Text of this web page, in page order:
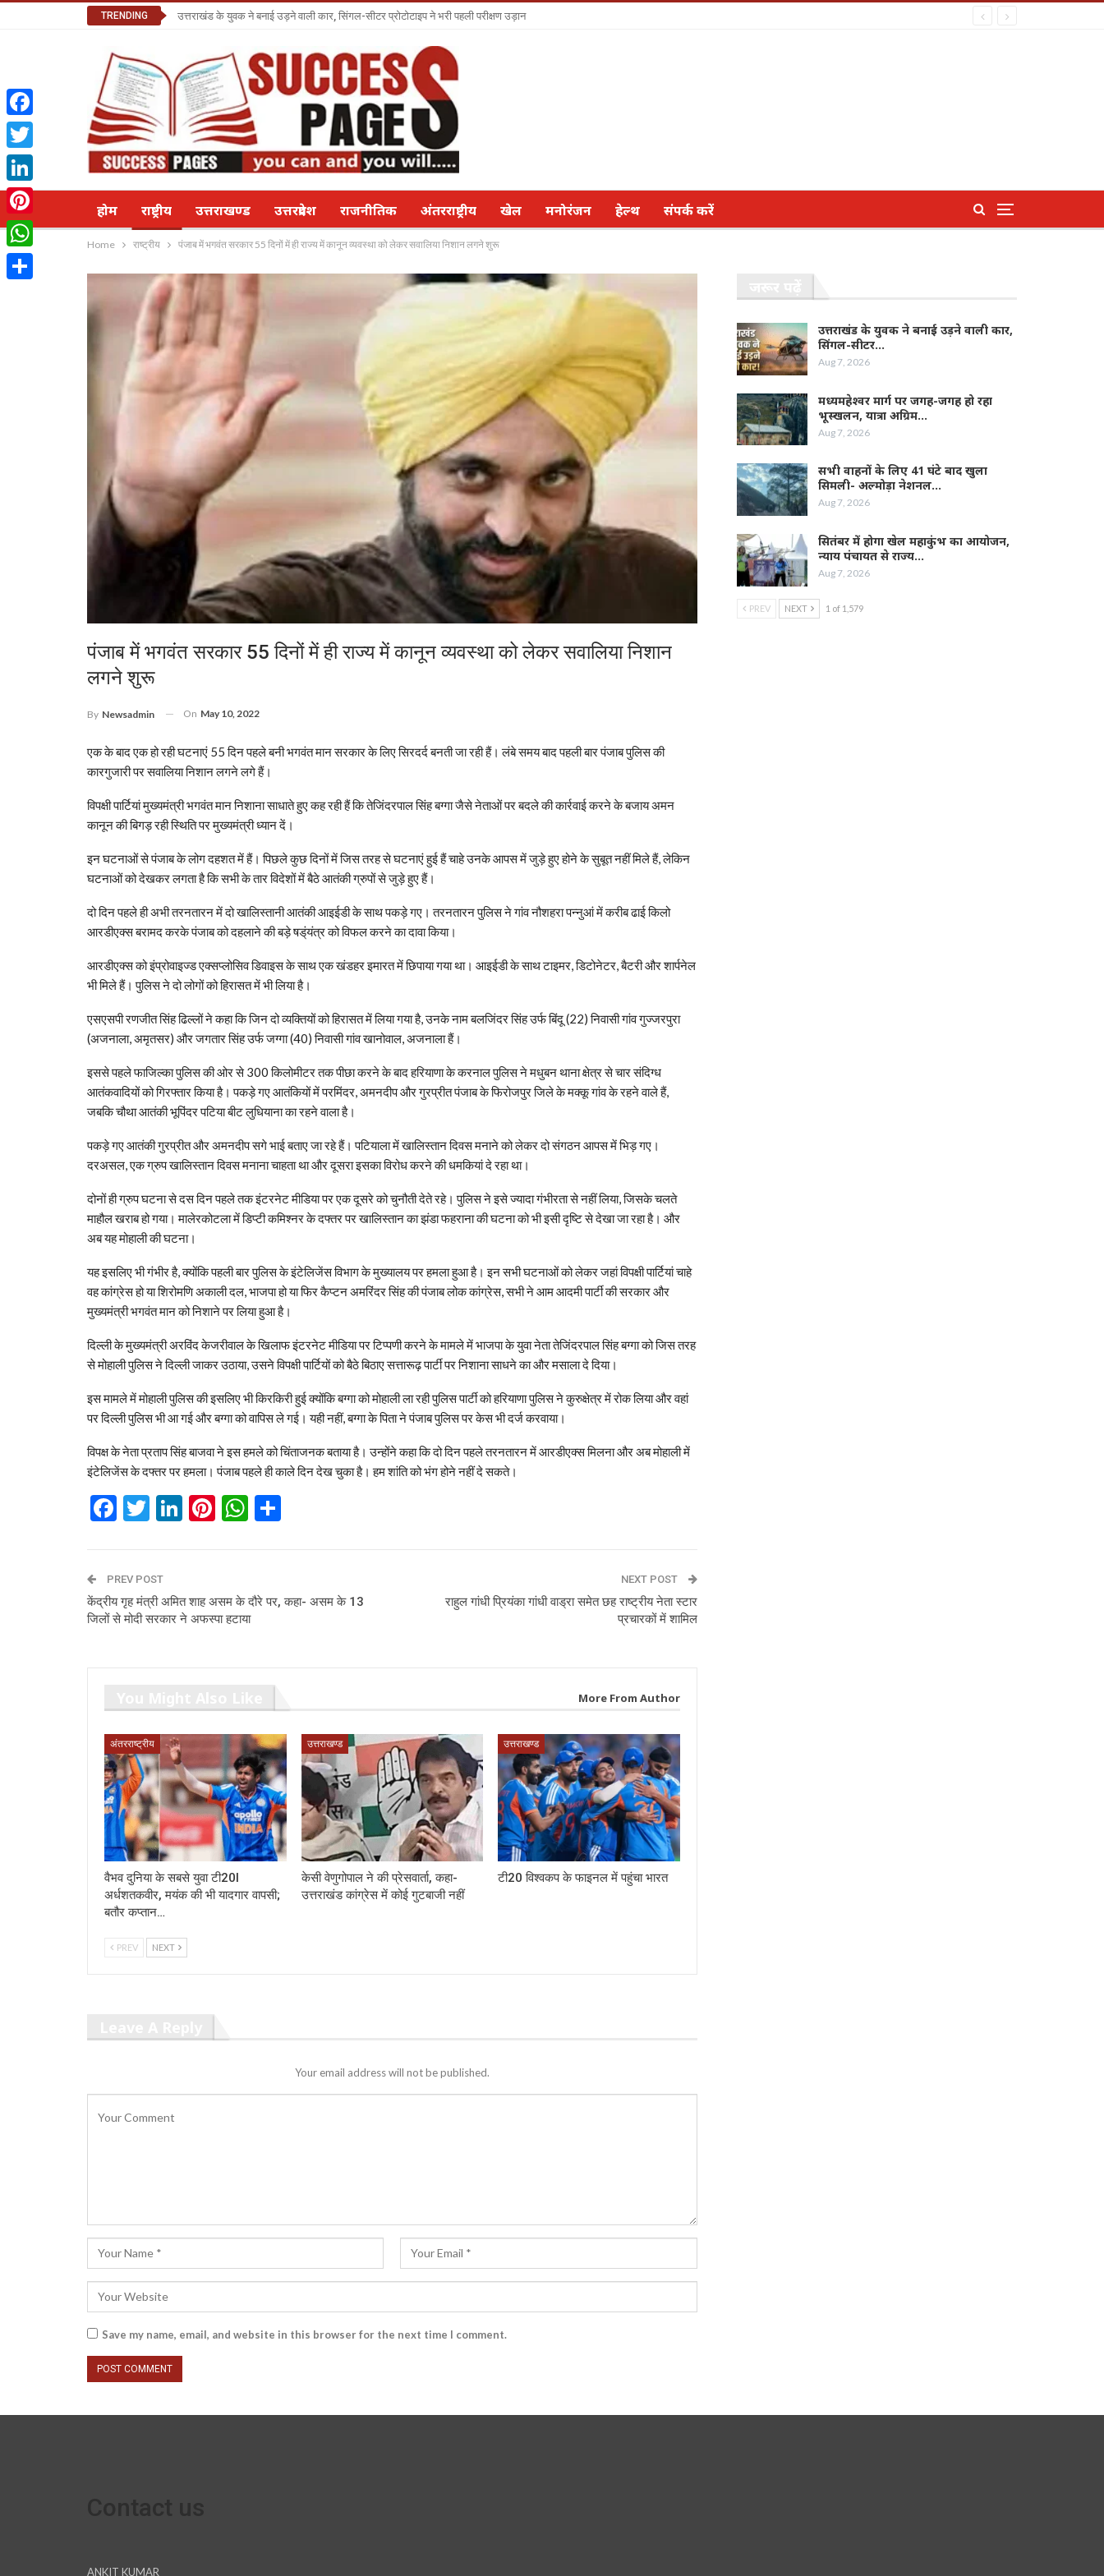
TRENDING उत्तराखंड के युवक ने बनाई उड़ने वाली कार, सिंगल-सीटर प्रोटोटाइप ने भरी पहली परीक्षण उड़ान
होम राष्ट्रीय उत्तराखण्ड उत्तरप्रदेश राजनीतिक अंतरराष्ट्रीय खेल मनोरंजन हेल्थ संपर्क करें
Home राष्ट्रीय पंजाब में भगवंत सरकार 55 दिनों में ही राज्य में कानून व्यवस्था को लेकर सवालिया निशान लगने शुरू
पंजाब में भगवंत सरकार 55 दिनों में ही राज्य में कानून व्यवस्था को लेकर सवालिया निशान
लगने शुरू
By Newsadmin On May 10, 2022
एक के बाद एक हो रही घटनाएं 55 दिन पहले बनी भगवंत मान सरकार के लिए सिरदर्द बनती जा रही हैं। लंबे समय बाद पहली बार पंजाब पुलिस की
कारगुजारी पर सवालिया निशान लगने लगे हैं।
विपक्षी पार्टियां मुख्यमंत्री भगवंत मान निशाना साधाते हुए कह रही हैं कि तेजिंदरपाल सिंह बग्गा जैसे नेताओं पर बदले की कार्रवाई करने के बजाय अमन
कानून की बिगड़ रही स्थिति पर मुख्यमंत्री ध्यान दें।
इन घटनाओं से पंजाब के लोग दहशत में हैं। पिछले कुछ दिनों में जिस तरह से घटनाएं हुई हैं चाहे उनके आपस में जुड़े हुए होने के सुबूत नहीं मिले हैं, लेकिन
घटनाओं को देखकर लगता है कि सभी के तार विदेशों में बैठे आतंकी ग्रुपों से जुड़े हुए हैं।
दो दिन पहले ही अभी तरनतारन में दो खालिस्तानी आतंकी आइईडी के साथ पकड़े गए। तरनतारन पुलिस ने गांव नौशहरा पन्नुआं में करीब ढाई किलो
आरडीएक्स बरामद करके पंजाब को दहलाने की बड़े षड्ंयंत्र को विफल करने का दावा किया।
आरडीएक्स को इंप्रोवाइज्ड एक्सप्लोसिव डिवाइस के साथ एक खंडहर इमारत में छिपाया गया था। आइईडी के साथ टाइमर, डिटोनेटर, बैटरी और शार्पनेल
भी मिले हैं। पुलिस ने दो लोगों को हिरासत में भी लिया है।
एसएसपी रणजीत सिंह ढिल्लों ने कहा कि जिन दो व्यक्तियों को हिरासत में लिया गया है, उनके नाम बलजिंदर सिंह उर्फ बिंदू (22) निवासी गांव गुज्जरपुरा
(अजनाला, अमृतसर) और जगतार सिंह उर्फ जग्गा (40) निवासी गांव खानोवाल, अजनाला हैं।
इससे पहले फाजिल्का पुलिस की ओर से 300 किलोमीटर तक पीछा करने के बाद हरियाणा के करनाल पुलिस ने मधुबन थाना क्षेत्र से चार संदिग्ध
आतंकवादियों को गिरफ्तार किया है। पकड़े गए आतंकियों में परमिंदर, अमनदीप और गुरप्रीत पंजाब के फिरोजपुर जिले के मक्कू गांव के रहने वाले हैं,
जबकि चौथा आतंकी भूपिंदर पटिया बीट लुधियाना का रहने वाला है।
पकड़े गए आतंकी गुरप्रीत और अमनदीप सगे भाई बताए जा रहे हैं। पटियाला में खालिस्तान दिवस मनाने को लेकर दो संगठन आपस में भिड़ गए।
दरअसल, एक ग्रुप खालिस्तान दिवस मनाना चाहता था और दूसरा इसका विरोध करने की धमकियां दे रहा था।
दोनों ही ग्रुप घटना से दस दिन पहले तक इंटरनेट मीडिया पर एक दूसरे को चुनौती देते रहे। पुलिस ने इसे ज्यादा गंभीरता से नहीं लिया, जिसके चलते
माहौल खराब हो गया। मालेरकोटला में डिप्टी कमिश्नर के दफ्तर पर खालिस्तान का झंडा फहराना की घटना को भी इसी दृष्टि से देखा जा रहा है। और
अब यह मोहाली की घटना।
यह इसलिए भी गंभीर है, क्योंकि पहली बार पुलिस के इंटेलिजेंस विभाग के मुख्यालय पर हमला हुआ है। इन सभी घटनाओं को लेकर जहां विपक्षी पार्टियां चाहे
वह कांग्रेस हो या शिरोमणि अकाली दल, भाजपा हो या फिर कैप्टन अमरिंदर सिंह की पंजाब लोक कांग्रेस, सभी ने आम आदमी पार्टी की सरकार और
मुख्यमंत्री भगवंत मान को निशाने पर लिया हुआ है।
दिल्ली के मुख्यमंत्री अरविंद केजरीवाल के खिलाफ इंटरनेट मीडिया पर टिप्पणी करने के मामले में भाजपा के युवा नेता तेजिंदरपाल सिंह बग्गा को जिस तरह
से मोहाली पुलिस ने दिल्ली जाकर उठाया, उसने विपक्षी पार्टियों को बैठे बिठाए सत्तारूढ़ पार्टी पर निशाना साधने का और मसाला दे दिया।
इस मामले में मोहाली पुलिस की इसलिए भी किरकिरी हुई क्योंकि बग्गा को मोहाली ला रही पुलिस पार्टी को हरियाणा पुलिस ने कुरुक्षेत्र में रोक लिया और वहां
पर दिल्ली पुलिस भी आ गई और बग्गा को वापिस ले गई। यही नहीं, बग्गा के पिता ने पंजाब पुलिस पर केस भी दर्ज करवाया।
विपक्ष के नेता प्रताप सिंह बाजवा ने इस हमले को चिंताजनक बताया है। उन्होंने कहा कि दो दिन पहले तरनतारन में आरडीएक्स मिलना और अब मोहाली में
इंटेलिजेंस के दफ्तर पर हमला। पंजाब पहले ही काले दिन देख चुका है। हम शांति को भंग होने नहीं दे सकते।
Facebook
Twitter
LinkedIn
Pinterest
WhatsApp
PREV POST
केंद्रीय गृह मंत्री अमित शाह असम के दौरे पर, कहा- असम के 13
जिलों से मोदी सरकार ने अफस्पा हटाया
NEXT POST
राहुल गांधी प्रियंका गांधी वाड्रा समेत छह राष्ट्रीय नेता स्टार
प्रचारकों में शामिल
More From Author
अंतरराष्ट्रीय
वैभव दुनिया के सबसे युवा टी20I
अर्धशतकवीर, मयंक की भी यादगार वापसी;
बतौर कप्तान…
उत्तराखण्ड
केसी वेणुगोपाल ने की प्रेसवार्ता, कहा-
उत्तराखंड कांग्रेस में कोई गुटबाजी नहीं
उत्तराखण्ड
टी20 विश्वकप के फाइनल में पहुंचा भारत
PREV NEXT
Your email address will not be published.
Save my name, email, and website in this browser for the next time I comment.
उत्तराखंड के युवक ने बनाई उड़ने वाली कार,
सिंगल-सीटर…
Aug 7, 2026
मध्यमहेश्वर मार्ग पर जगह-जगह हो रहा
भूस्खलन, यात्रा अग्रिम…
Aug 7, 2026
सभी वाहनों के लिए 41 घंटे बाद खुला
सिमली- अल्मोड़ा नेशनल…
Aug 7, 2026
सितंबर में होगा खेल महाकुंभ का आयोजन,
न्याय पंचायत से राज्य…
Aug 7, 2026
PREV NEXT 1 of 1,579
ANKIT KUMAR
Facebook
Twitter
LinkedIn
Pinterest
WhatsApp